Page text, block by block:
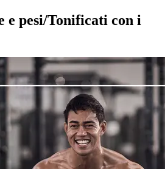
e pesi/Tonificati con i